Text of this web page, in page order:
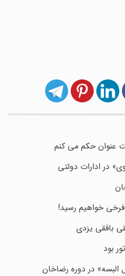
حکم می کنم
در ادارات دولتی
خواهیم رسید!
یزدی
در دوره رضاخان